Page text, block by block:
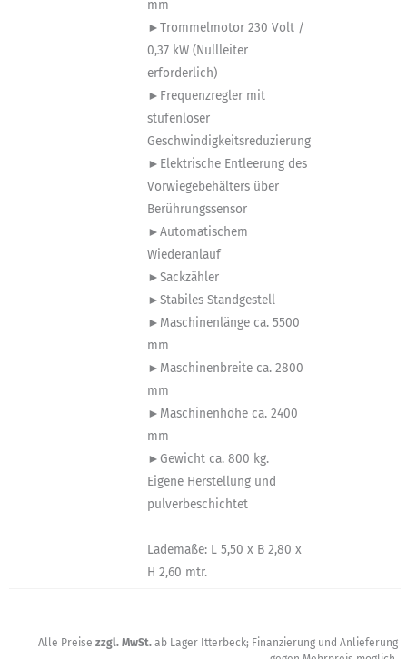
mm
►Trommelmotor 230 Volt /
0,37 kW (Nullleiter
erforderlich)
►Frequenzregler mit
stufenloser
Geschwindigkeitsreduzierung
►Elektrische Entleerung des
Vorwiegebehälters über
Berührungssensor
►Automatischem
Wiederanlauf
►Sackzähler
►Stabiles Standgestell
►Maschinenlänge ca. 5500
mm
►Maschinenbreite ca. 2800
mm
►Maschinenhöhe ca. 2400
mm
►Gewicht ca. 800 kg.
Eigene Herstellung und
pulverbeschichtet
Lademaße: L 5,50 x B 2,80 x
H 2,60 mtr.
Alle Preise zzgl. MwSt. ab Lager Itterbeck; Finanzierung und Anlieferung